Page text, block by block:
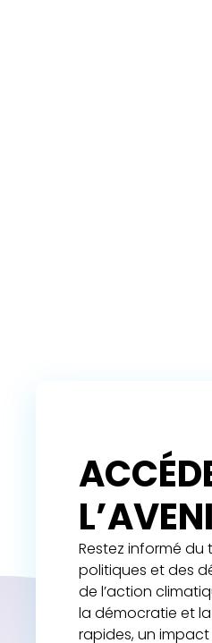
Restez informé du
politiques et des
de l’action
la démocratie et
rapides, un